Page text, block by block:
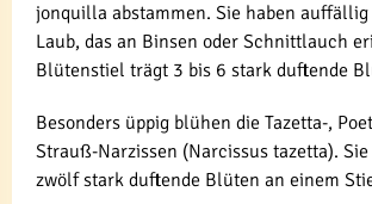
jonquilla abstammen. Sie haben
Laub, das an Binsen oder Schnittlauch
Blütenstiel trägt 3 bis 6 stark duftende
Besonders üppig blühen die Tazetta-,
Strauß-Narzissen (Narcissus tazetta).
zwölf stark duftende Blüten an einem